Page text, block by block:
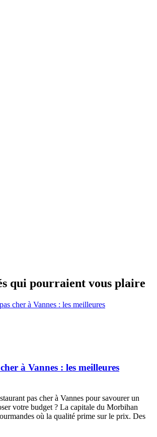
qui pourraient vous plaire
à Vannes : les meilleures
pas cher à Vannes pour savourer un
votre budget ? La capitale du Morbihan
où la qualité prime sur le prix. Des